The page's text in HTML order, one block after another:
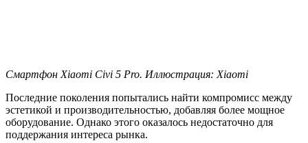
Смартфон Xiaomi Civi 5 Pro. Иллюстрация: Xiaomi
Последние поколения попытались найти компромисс между
эстетикой и производительностью, добавляя более мощное
оборудование. Однако этого оказалось недостаточно для
поддержания интереса рынка.